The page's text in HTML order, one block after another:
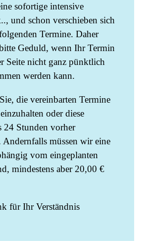
sofortige intensive
und schon verschieben sich
Termine. Daher
Geduld, wenn Ihr Termin
Seite nicht ganz pünktlich
werden kann.
die vereinbarten Termine
oder diese
24 Stunden vorher
Andernfalls müssen wir eine
vom eingeplanten
mindestens aber 20,00 €
für Ihr Verständnis